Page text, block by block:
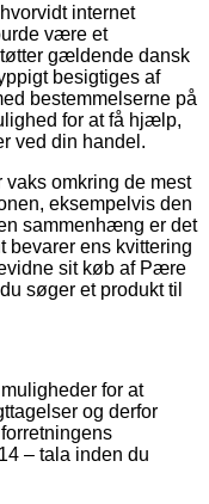
internet
være et
gældende dansk
besigtiges af
bestemmelserne på
for at få hjælp,
ved din handel.
vaks omkring de mest
eksempelvis den
sammenhæng er det
bevarer ens kvittering
sit køb af Pære
søger et produkt til
for at
og derfor
– tala inden du